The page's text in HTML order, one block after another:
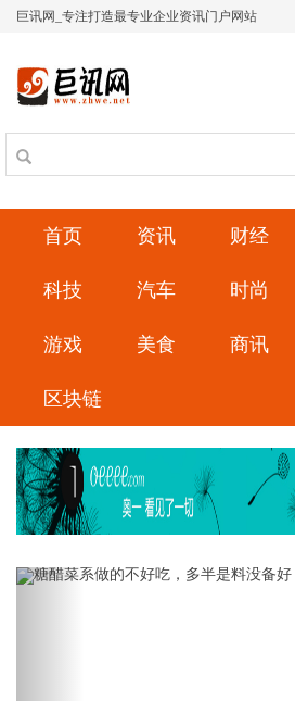
巨讯网_专注打造最专业企业资讯门户网站
首页 资讯 财经
科技 汽车 时尚
游戏 美食 商讯
区块链
Previous